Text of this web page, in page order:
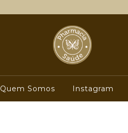
Quem Somos Instagram